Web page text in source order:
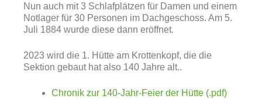
Nun auch mit 3 Schlafplätzen für Damen und einem
Notlager für 30 Personen im Dachgeschoss. Am 5.
Juli 1884 wurde diese dann eröffnet.
2023 wird die 1. Hütte am Krottenkopf, die die
Sektion gebaut hat also 140 Jahre alt..
Chronik zur 140-Jahr-Feier der Hütte (.pdf)